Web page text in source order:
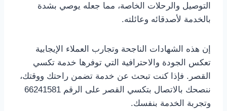
التوصيل والرحلات الخاصة، مما جعله يوصي بشدة
بالخدمة لأصدقائه وعائلته.
إن هذه الشهادات الناجحة وتجارب العملاء الإيجابية
تعكس الجودة والاحترافية التي توفرها خدمة تكسي
القصر. فإذا كنت تبحث عن خدمة تضمن راحتك ووقتك،
ننصحك بالاتصال بتكسي القصر على الرقم 66241581
وتجربة الخدمة بنفسك.